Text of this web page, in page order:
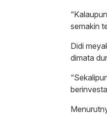
semakin
Didi
dimata